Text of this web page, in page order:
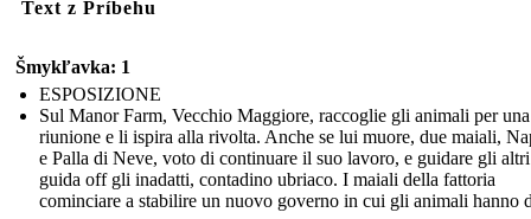
Text z Príbehu
Šmykľavka: 1
ESPOSIZIONE
Sul Manor Farm, Vecchio Maggiore, raccoglie gli animali per una
riunione e li ispira alla rivolta. Anche se lui muore, due maiali,
e Palla di Neve, voto di continuare il suo lavoro, e guidare gli
guida off gli inadatti, contadino ubriaco. I maiali della fattoria
cominciare a stabilire un nuovo governo in cui gli animali hanno